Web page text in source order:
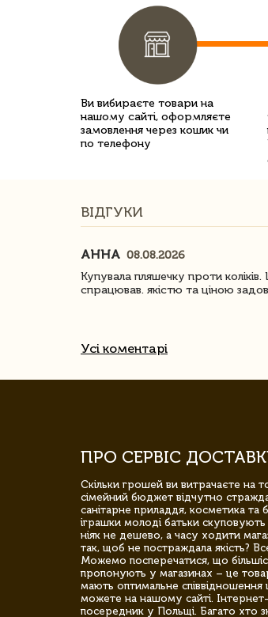
Ви вибираєте товари на
нашому сайті, оформляєте
замовлення через кошик чи
по телефону
ВІДГУКИ
АННА 08.08.2026
Купувала пляшечку проти коліків.
спрацював. якістю та ціною
Усі коментарі
ПРО СЕРВІС
Скільки грошей ви витрачаєте на
сімейний бюджет відчутно
санітарне приладдя, косметика та
іграшки молоді батьки
ніяк не дешево, а часу ходити
так, щоб не постраждала якість?
Можемо посперечатися, що
пропонують у магазинах – це
мають оптимальне співвідношення
можете на нашому сайті.
посередник у Польщі. Багато хто